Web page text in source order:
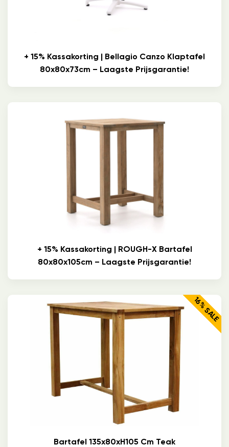
+ 15% Kassakorting | Bellagio Canzo Klaptafel
80x80x73cm – Laagste Prijsgarantie!
+ 15% Kassakorting | ROUGH-X Bartafel
80x80x105cm – Laagste Prijsgarantie!
16% SALE
Bartafel 135x80xH105 Cm Teak